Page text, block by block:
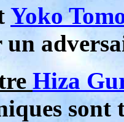
Yoko
Hiza